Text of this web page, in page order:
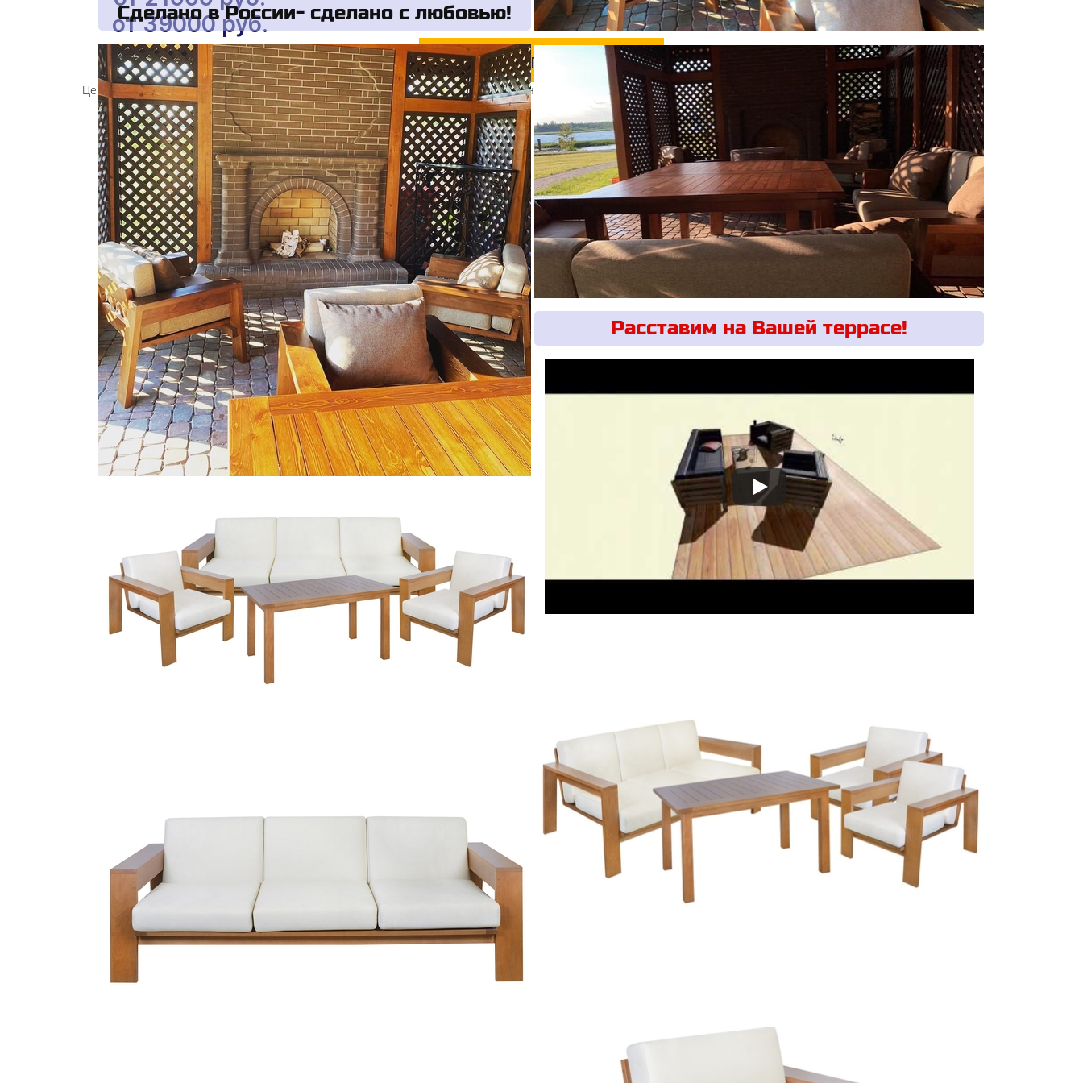
от 39000 руб.
Запрос
Цены указаны по Акции 40%, за единицу, при покупке комплекта ( Комплект От 4 единиц). Расчёт в массиве сосны. Бук/Лиственница +35%, Ясень +70%, Дуб +140%.
Сделано в России- сделано с любовью!
Расставим на Вашей террасе!